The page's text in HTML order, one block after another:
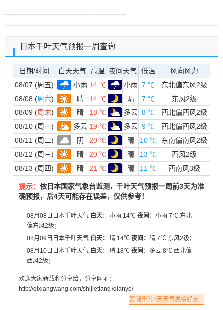
日本千叶天气预报一周查询
日期/时间 白天天气 高温 夜间天气 低温
风向风力
08/07 (周五)
小雨 14 ℃ 小雨 7 ℃
东北偏东风2级
08/08 (周六) 晴 14 ℃ 晴 7 ℃
东风2级
08/09 (周末) 晴 18 ℃ 多云 8 ℃
西北偏西风2级
08/10 (周一)
多云 19 ℃ 多云 9 ℃
西北偏西风2级
08/11 (周二)
阴 20 ℃ 晴 10 ℃
东南偏南风2级
08/12 (周三)
晴 20 ℃ 晴 13 ℃
西风2级
08/13 (周四)
晴 21 ℃ 晴 11 ℃ 西南风3级
提示： 依日本国家气象台监测，千叶天气预报一周前3天为准
确预报，后4天可能存在误差，仅供参考！
08月08日日本千叶天气 白天： 小雨 14℃ 夜间： 小雨 7℃ 东北
偏东风2级；
08月09日日本千叶天气 白天： 晴 14℃ 夜间： 晴 7℃ 东风2级；
08月10日日本千叶天气 白天： 晴 18℃ 夜间： 多云 8℃ 西北偏
西风2级；
欢迎大家转载和分享给，分享网址：
http://qixiangwang.com/shijietianqi/qianye/
复制千叶3天天气发给好友